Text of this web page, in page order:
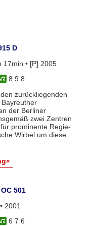
D
17min • [P] 2005
8 9 8
zurückliegenden
der Berliner
zwei Zentren
prominente Regie-
Wirbel um diese
501
2001
6 7 6